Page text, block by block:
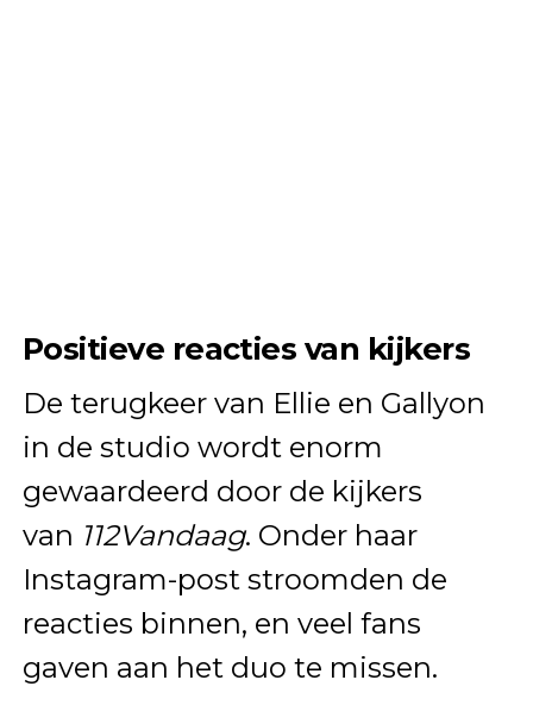
Positieve reacties van kijkers
De terugkeer van Ellie en Gallyon
in de studio wordt enorm
gewaardeerd door de kijkers
van 112Vandaag. Onder haar
Instagram-post stroomden de
reacties binnen, en veel fans
gaven aan het duo te missen.